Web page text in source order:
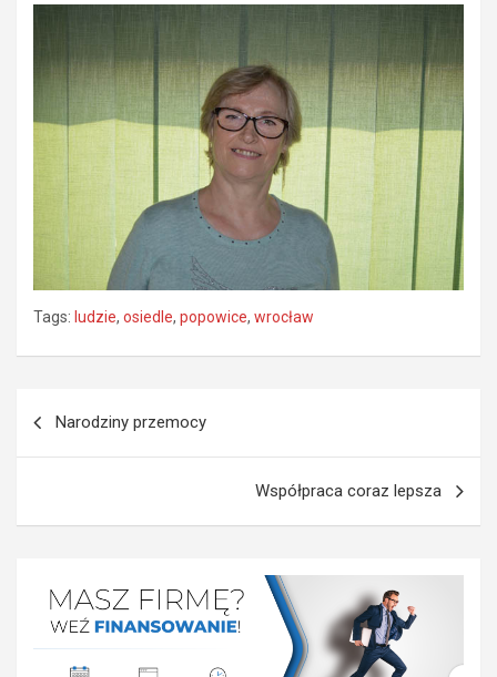
Tags: ludzie, osiedle, popowice, wrocław
Narodziny przemocy
Współpraca coraz lepsza